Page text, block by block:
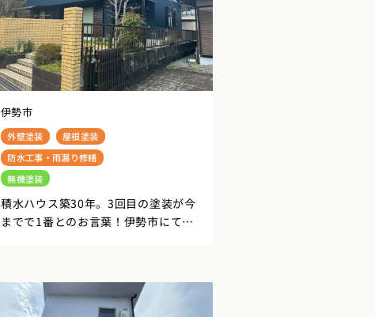
伊勢市
外壁塗装
屋根塗装
防水工事・雨漏り修繕
無機塗装
積水ハウス築30年。3回目の塗装が今
までで1番とのお言葉！伊勢市にて屋